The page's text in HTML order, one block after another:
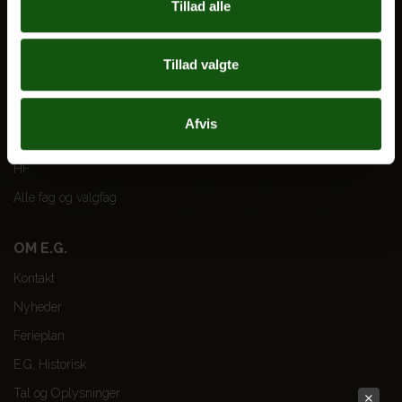
Tillad alle
Tillad valgte
Afvis
Optagelse
HF
Alle fag og valgfag
OM E.G.
Kontakt
Nyheder
Ferieplan
E.G. Historisk
Tal og Oplysninger